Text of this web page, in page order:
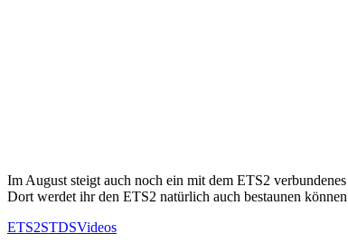
Im August steigt auch noch ein mit dem ETS2
Dort werdet ihr den ETS2 natürlich auch bestaunen
ETS2STDSVideos